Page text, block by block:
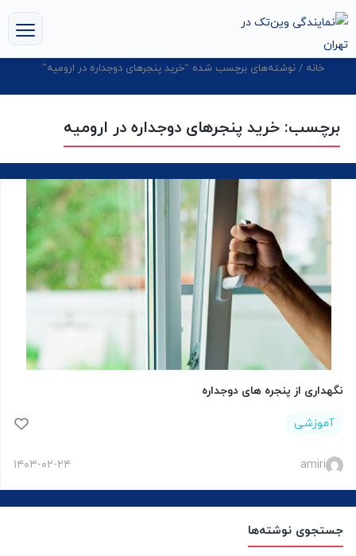
خانه / نوشته‌های برچسب شده “خرید پنجرهای دوجداره در ارومیه”
جستجوی نوشته‌ها
برچسب: خرید پنجرهای دوجداره در ارومیه
نگهداری از پنجره های دوجداره
آموزشی
amiri ۱۴۰۳-۰۲-۲۴